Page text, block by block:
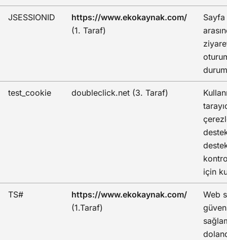
JSESSIONID
https://www.ekokaynak.com/
(1. Taraf)
test_cookie doubleclick.net (3. Taraf)
için
TS#
https://www.ekokaynak.com/
(1.Taraf)
Web